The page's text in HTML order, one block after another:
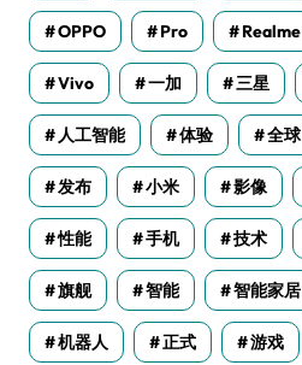
OPPO Pro Realme
Vivo 一加 三星
人工智能 体验 全球
发布 小米 影像
性能 手机 技术
旗舰 智能 智能家居
机器人 正式 游戏